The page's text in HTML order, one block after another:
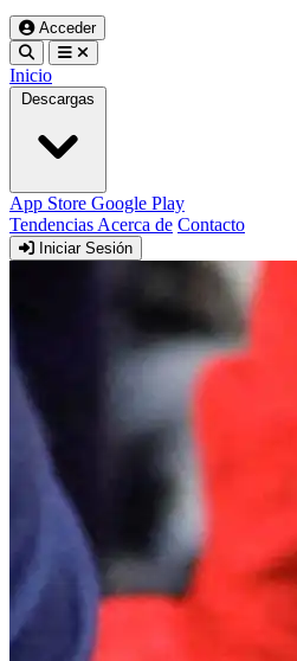
Acceder
Inicio
Descargas
App Store Google Play
Tendencias Acerca de Contacto
Iniciar Sesión